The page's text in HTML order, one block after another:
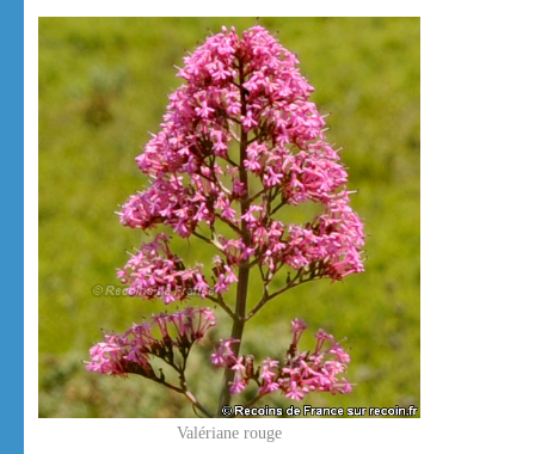
Valériane rouge